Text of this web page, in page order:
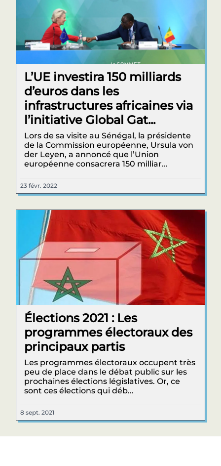
L’UE investira 150 milliards
d’euros dans les
infrastructures africaines via
l’initiative Global Gat...
Lors de sa visite au Sénégal, la présidente
de la Commission européenne, Ursula von
der Leyen, a annoncé que l’Union
européenne consacrera 150 milliar...
23 févr. 2022
Élections 2021 : Les
programmes électoraux des
principaux partis
Les programmes électoraux occupent très
peu de place dans le débat public sur les
prochaines élections législatives. Or, ce
sont ces élections qui déb...
8 sept. 2021